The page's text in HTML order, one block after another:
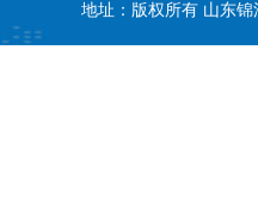
地址：版权所有 山东锦